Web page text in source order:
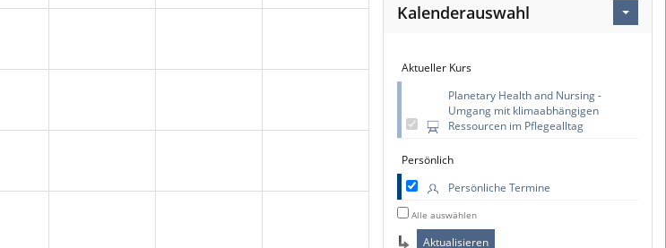
Kalenderauswahl
Aktueller Kurs
Planetary Health and Nursing -
Umgang mit klimaabhängigen
Ressourcen im Pflegealltag
Persönlich
Persönliche Termine
Alle auswählen